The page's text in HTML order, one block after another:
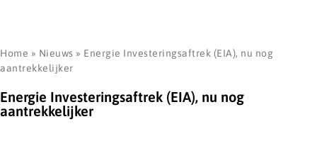
Home » Nieuws » Energie Investeringsaftrek (EIA), nu nog
aantrekkelijker
Energie Investeringsaftrek (EIA), nu nog
aantrekkelijker